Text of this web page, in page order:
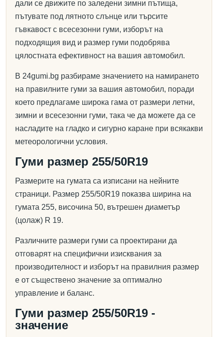
дали се движите по заледени зимни пътища,
пътувате под лятното слънце или търсите
гъвкавост с всесезонни гуми, изборът на
подходящия вид и размер гуми подобрява
цялостната ефективност на вашия автомобил.
В 24gumi.bg разбираме значението на намирането
на правилните гуми за вашия автомобил, поради
което предлагаме широка гама от размери летни,
зимни и всесезонни гуми, така че да можете да се
насладите на гладко и сигурно каране при всякакви
метеорологични условия.
Гуми размер 255/50R19
Размерите на гумата са изписани на нейните
страници. Размер 255/50R19 показва ширина на
гумата 255, височина 50, вътрешен диаметър
(цолаж) R 19.
Различните размери гуми са проектирани да
отговарят на специфични изисквания за
производителност и изборът на правилния размер
е от съществено значение за оптимално
управление и баланс.
Гуми размер 255/50R19 -
значение